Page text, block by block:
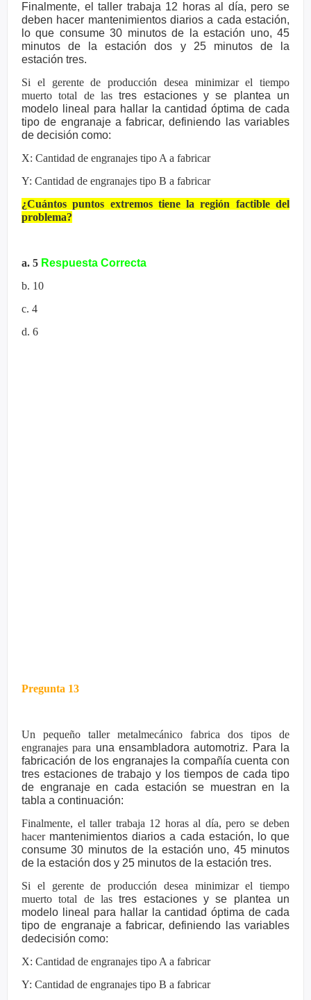
Finalmente, el taller trabaja 12 horas al día, pero se
deben hacer mantenimientos diarios a cada estación,
lo que consume 30 minutos de laestación uno, 45
minutos de la estación dos y 25 minutos de la
estación tres.
Si el gerente de producción desea minimizar el tiempo
muerto total de lastres estaciones y se plantea un
modelo lineal para hallar la cantidadóptima de cada
tipo de engranaje a fabricar, definiendo las variables
de decisión como:
X: Cantidad de engranajes tipo A a fabricar
Y: Cantidad de engranajes tipo B a fabricar
¿Cuántos puntos extremos tiene la región factible del
problema?
a. 5 Respuesta Correcta
b. 10
c. 4
d. 6
Pregunta 13
Un pequeño taller metalmecánico fabrica dos tipos de
engranajes para una ensambladora automotriz. Para la
fabricación de los engranajes la compañía cuenta con
tres estaciones de trabajo y los tiempos de cada tipo
de engranaje en cada estación se muestran en la
tabla a continuación:
Finalmente, el taller trabaja 12 horas al día, pero se deben
hacer mantenimientos diarios a cada estación, lo que
consume 30 minutos de la estación uno, 45 minutos
de la estación dos y 25 minutos de la estación tres.
Si el gerente de producción desea minimizar el tiempo
muerto total de lastres estaciones y se plantea un
modelo lineal para hallar la cantidadóptima de cada
tipo de engranaje a fabricar, definiendo las variables
dedecisión como:
X: Cantidad de engranajes tipo A a fabricar
Y: Cantidad de engranajes tipo B a fabricar